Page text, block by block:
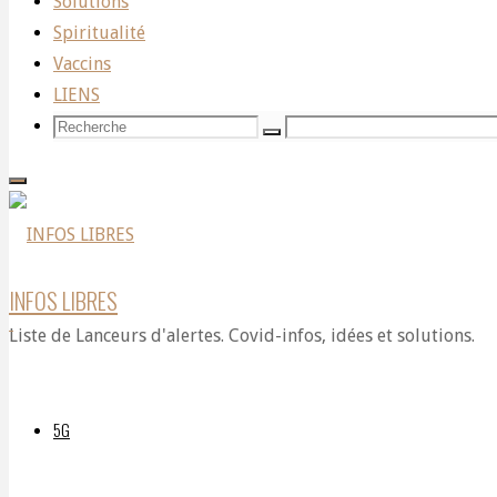
Spiritualité
Vaccins
LIENS
Recherche
Recherche
Recherche
INFOS LIBRES
Liste de Lanceurs d'alertes. Covid-infos, idées et solutions.
5G